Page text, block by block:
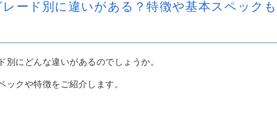
ード別に違いがある？特徴や基本スペック
別にどんな違いがあるのでしょうか。
ックや特徴をご紹介します。